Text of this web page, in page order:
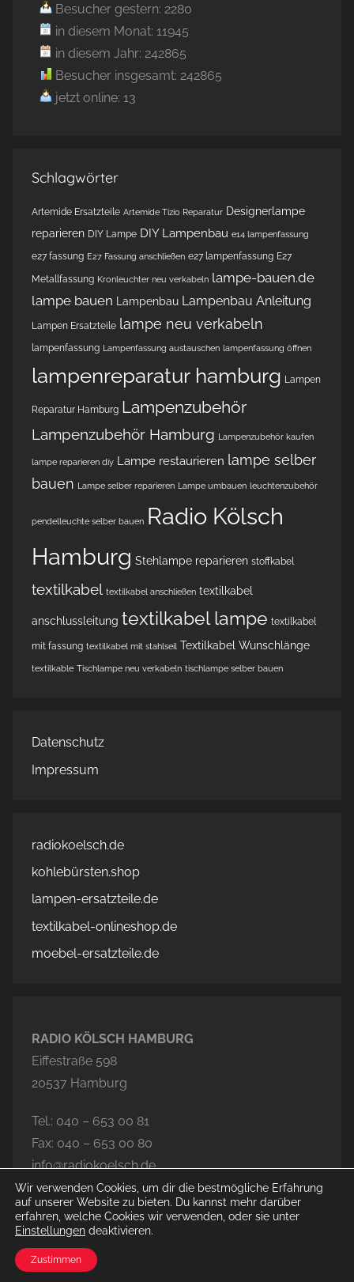
Besucher gestern: 2280
in diesem Monat: 11945
in diesem Jahr: 242865
Besucher insgesamt: 242865
jetzt online: 13
Schlagwörter
Artemide Ersatzteile Artemide Tizio Reparatur Designerlampe
reparieren DIY Lampe DIY Lampenbau e14 lampenfassung
e27 fassung E27 Fassung anschließen e27 lampenfassung E27
Metallfassung Kronleuchter neu verkabeln lampe-bauen.de
lampe bauen
Lampenbau Lampenbau Anleitung
Lampen Ersatzteile lampe neu verkabeln
lampenfassung Lampenfassung austauschen lampenfassung öffnen
lampenreparatur hamburg Lampen
Reparatur Hamburg Lampenzubehör
Lampenzubehör Hamburg Lampenzubehör kaufen
lampe reparieren diy Lampe restaurieren lampe selber
bauen Lampe selber reparieren Lampe umbauen leuchtenzubehör
pendelleuchte selber bauen Radio Kölsch
Hamburg Stehlampe reparieren stoffkabel
textilkabel textilkabel anschließen textilkabel
anschlussleitung textilkabel lampe textilkabel
mit fassung textilkabel mit stahlseil Textilkabel Wunschlänge
textilkable Tischlampe neu verkabeln tischlampe selber bauen
Datenschutz
Impressum
radiokoelsch.de
kohlebürsten.shop
lampen-ersatzteile.de
textilkabel-onlineshop.de
moebel-ersatzteile.de
RADIO KÖLSCH HAMBURG
Eiffestraße 598
20537 Hamburg
Tel.: 040 – 653 00 81
Fax: 040 – 653 00 80
info@radiokoelsch.de
© 2026 Radio Kölsch Hamburg
Wir verwenden Cookies, um dir die bestmögliche Erfahrung
auf unserer Website zu bieten. Du kannst mehr darüber
erfahren, welche Cookies wir verwenden, oder sie unter
Einstellungen deaktivieren.
Zustimmen